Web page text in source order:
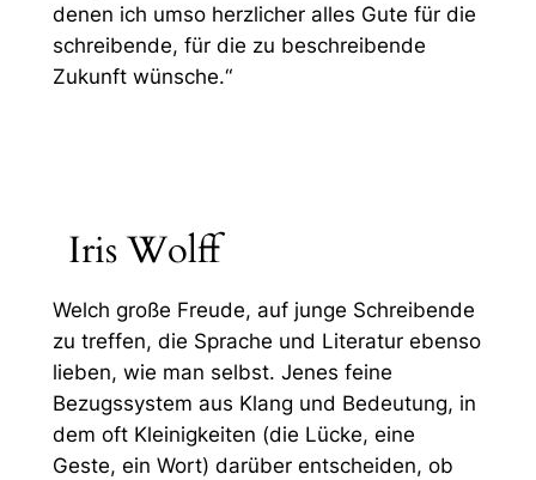
denen ich umso herzlicher alles Gute für die
schreibende, für die zu beschreibende
Zukunft wünsche.“
Iris Wolff
Welch große Freude, auf junge Schreibende
zu treffen, die Sprache und Literatur ebenso
lieben, wie man selbst. Jenes feine
Bezugssystem aus Klang und Bedeutung, in
dem oft Kleinigkeiten (die Lücke, eine
Geste, ein Wort) darüber entscheiden, ob